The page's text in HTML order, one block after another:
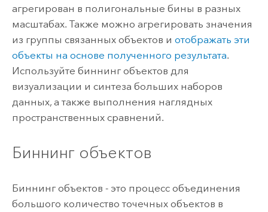
агрегирован в полигональные бины в разных
масштабах. Также можно агрегировать значения
из группы связанных объектов и отображать эти
объекты на основе полученного результата.
Используйте биннинг объектов для
визуализации и синтеза больших наборов
данных, а также выполнения наглядных
пространственных сравнений.
Биннинг объектов
Биннинг объектов - это процесс объединения
большого количество точечных объектов в